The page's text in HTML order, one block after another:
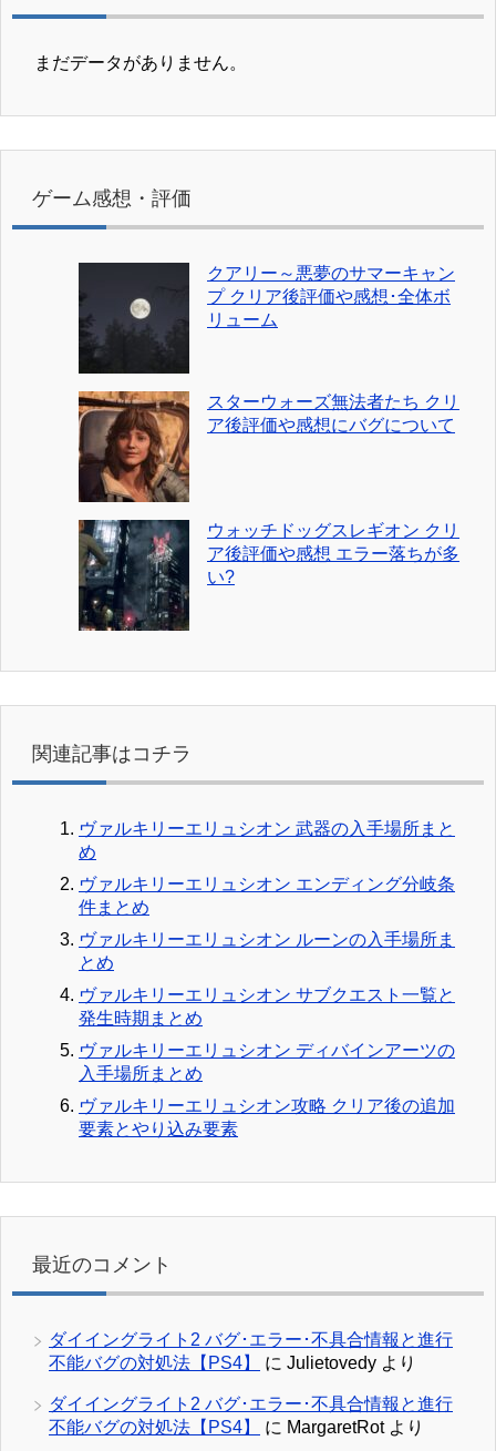
まだデータがありません。
ゲーム感想・評価
クアリー～悪夢のサマーキャン
プ クリア後評価や感想･全体ボ
リューム
スターウォーズ無法者たち クリ
ア後評価や感想にバグについて
ウォッチドッグスレギオン クリ
ア後評価や感想 エラー落ちが多
い?
関連記事はコチラ
ヴァルキリーエリュシオン 武器の入手場所まと
め
ヴァルキリーエリュシオン エンディング分岐条
件まとめ
ヴァルキリーエリュシオン ルーンの入手場所ま
とめ
ヴァルキリーエリュシオン サブクエスト一覧と
発生時期まとめ
ヴァルキリーエリュシオン ディバインアーツの
入手場所まとめ
ヴァルキリーエリュシオン攻略 クリア後の追加
要素とやり込み要素
最近のコメント
ダイイングライト2 バグ･エラー･不具合情報と進行
不能バグの対処法【PS4】
に Julietovedy より
ダイイングライト2 バグ･エラー･不具合情報と進行
不能バグの対処法【PS4】
に MargaretRotより